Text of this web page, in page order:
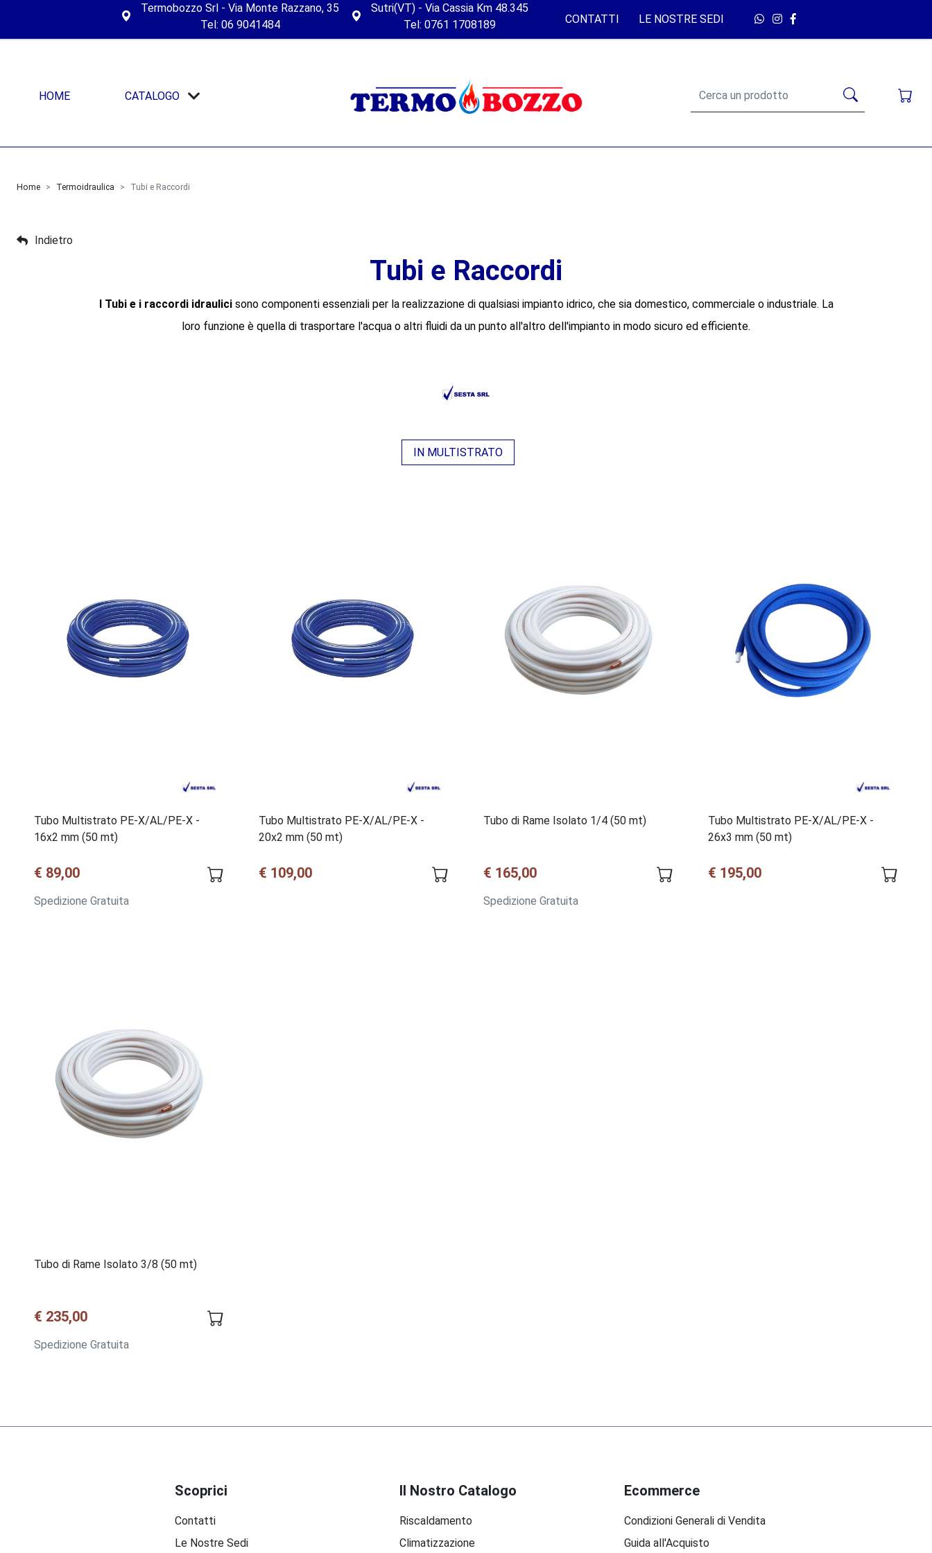
Termobozzo Srl - Via Monte Razzano, 35
Tel: 06 9041484
Sutri(VT) - Via Cassia Km 48.345
Tel: 0761 1708189
CONTATTI LE NOSTRE SEDI
HOME CATALOGO
Home Termoidraulica Tubi e Raccordi
Indietro
Tubi e Raccordi
I Tubi e i raccordi idraulicisono componenti essenziali per la realizzazione di qualsiasi impianto idrico, che sia domestico, commerciale o industriale. La
loro funzione è quella di trasportare l'acqua o altri fluidi da un punto all'altro dell'impianto in modo sicuro ed efficiente.
IN MULTISTRATO
Tubo Multistrato PE-X/AL/PE-X -
16x2 mm (50 mt)
€ 89,00
Spedizione Gratuita
Tubo Multistrato PE-X/AL/PE-X -
20x2 mm (50 mt)
€ 109,00
Tubo di Rame Isolato 1/4 (50 mt)
€ 165,00
Spedizione Gratuita
Tubo Multistrato PE-X/AL/PE-X -
26x3 mm (50 mt)
€ 195,00
Tubo di Rame Isolato 3/8 (50 mt)
€ 235,00
Spedizione Gratuita
Scoprici
Contatti
Le Nostre Sedi
Il Nostro Catalogo
Riscaldamento
Climatizzazione
Ecommerce
Condizioni Generali di Vendita
Guida all'Acquisto